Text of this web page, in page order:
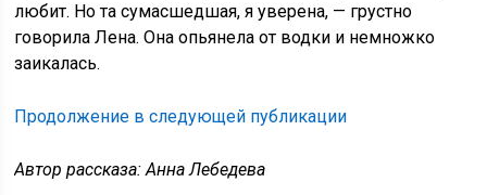
любит. Но та сумасшедшая, я уверена, — грустно
говорила Лена. Она опьянела от водки и немножко
заикалась.
Продолжение в следующей публикации
Автор рассказа: Анна Лебедева